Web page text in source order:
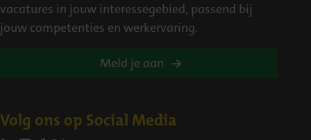
vacatures in jouw interessegebied, passend bij
jouw competenties en werkervaring.
Meld je aan
Volg ons op Social Media